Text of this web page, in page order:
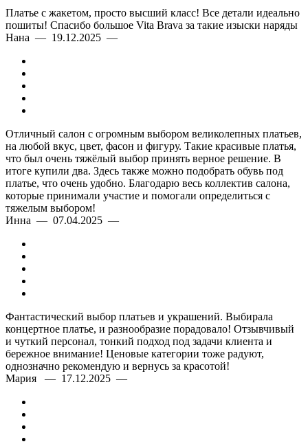
Платье с жакетом, просто высший класс! Все детали идеально
пошиты! Спасибо большое Vita Brava за такие изыски наряды
Нана — 19.12.2025 —
Отличный салон с огромным выбором великолепных платьев,
на любой вкус, цвет, фасон и фигуру. Такие красивые платья,
что был очень тяжёлый выбор принять верное решение. В
итоге купили два. Здесь также можно подобрать обувь под
платье, что очень удобно. Благодарю весь коллектив салона,
которые принимали участие и помогали определиться с
тяжелым выбором!
Инна — 07.04.2025 —
Фантастический выбор платьев и украшений. Выбирала
концертное платье, и разнообразие порадовало! Отзывчивый
и чуткий персонал, тонкий подход под задачи клиента и
бережное внимание! Ценовые категории тоже радуют,
однозначно рекомендую и вернусь за красотой!
Мария — 17.12.2025 —